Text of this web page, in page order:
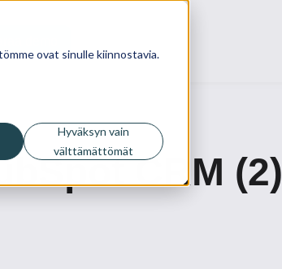
ovat sinulle kiinnostavia.
Hyväksyn vain
välttämättömätCRM (2)